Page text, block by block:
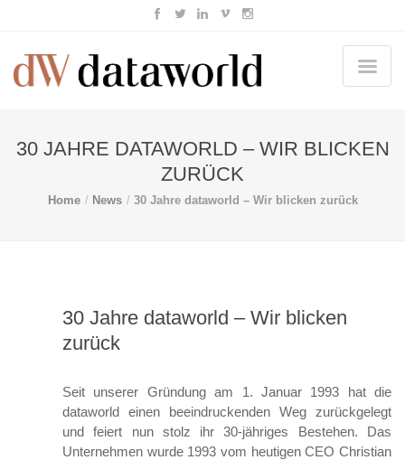
30 JAHRE DATAWORLD – WIR BLICKEN
ZURÜCK
Home News 30 Jahre dataworld – Wir blicken zurück
30 Jahre dataworld – Wir blicken
zurück
Seit unserer Gründung am 1. Januar 1993 hat die
dataworld einen beeindruckenden Weg zurückgelegt
und feiert nun stolz ihr 30-jähriges Bestehen. Das
Unternehmen wurde 1993 vom heutigen CEO Christian